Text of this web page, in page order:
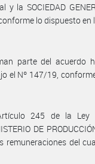
la SOCIEDAD
lo dispuesto
parte del acuerdo
el Nº 147/19,
245 de la
DE
remuneraciones del